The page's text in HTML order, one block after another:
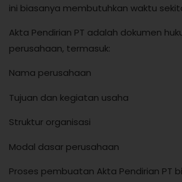
ini biasanya membutuhkan waktu
Akta Pendirian PT adalah dokumen
perusahaan, termasuk:
Nama perusahaan
Tujuan dan kegiatan usaha
Struktur organisasi
Modal dasar perusahaan
Proses pembuatan Akta Pendirian PT